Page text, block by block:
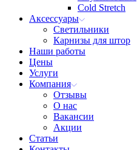
Cold Stretch
Аксессуары
Светильники
Карнизы для штор
Наши работы
Цены
Услуги
Компания
Отзывы
О нас
Вакансии
Акции
Статьи